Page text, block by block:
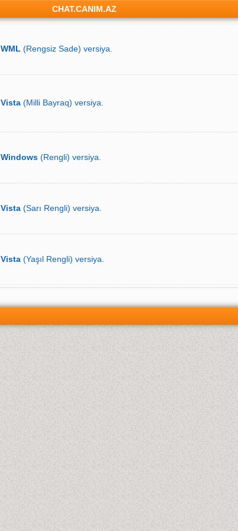
CHAT.CANIM.AZ
WML (Rengsiz Sade) versiya.
Vista (Milli Bayraq) versiya.
Windows (Rengli) versiya.
Vista (Sarı Rengli) versiya.
Vista (Yaşıl Rengli) versiya.